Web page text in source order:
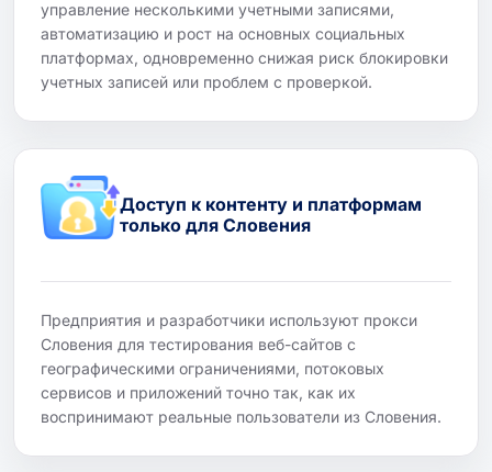
управление несколькими учетными записями,
автоматизацию и рост на основных социальных
платформах, одновременно снижая риск блокировки
учетных записей или проблем с проверкой.
Доступ к контенту и платформам
только для Словения
Предприятия и разработчики используют прокси
Словения для тестирования веб-сайтов с
географическими ограничениями, потоковых
сервисов и приложений точно так, как их
воспринимают реальные пользователи из Словения.